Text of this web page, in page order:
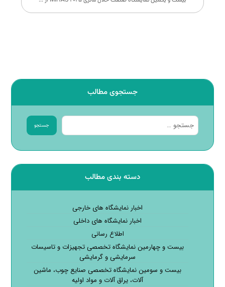
جستجوی مطالب
جستجو
دسته بندی مطالب
اخبار نمایشگاه های خارجی
اخبار نمایشگاه های داخلی
اطلاع رسانی
بیست و چهارمین نمایشگاه تخصصی تجهیزات و تاسیسات
سرمایشی و گرمایشی
بیست و سومین نمایشگاه تخصصی صنایع چوب، ماشین
آلات، یراق آلات و مواد اولیه